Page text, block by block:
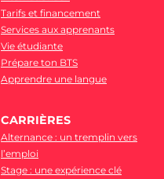
Tarifs et financement
Services aux apprenants
Vie étudiante
Prépare ton BTS
Apprendre une langue
CARRIÈRES
Alternance : un tremplin vers
l’emploi
Stage : une expérience clé